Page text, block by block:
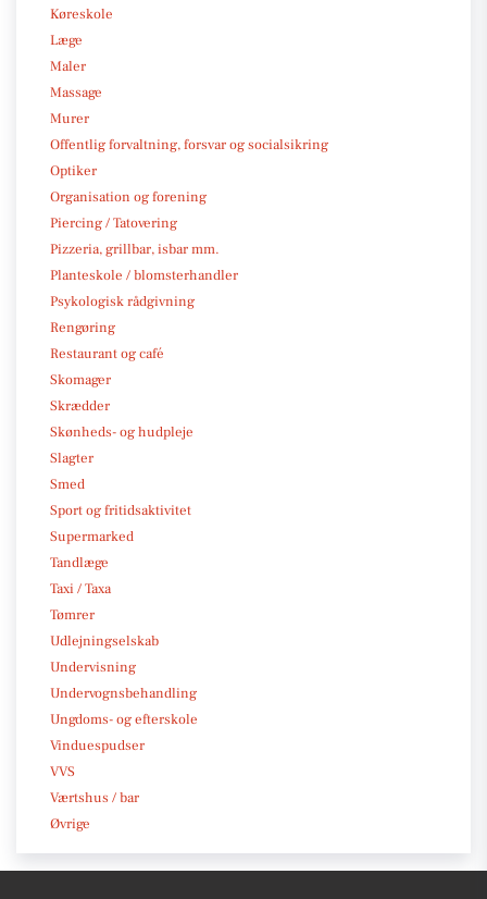
Køreskole
Læge
Maler
Massage
Murer
Offentlig forvaltning, forsvar og socialsikring
Optiker
Organisation og forening
Piercing / Tatovering
Pizzeria, grillbar, isbar mm.
Planteskole / blomsterhandler
Psykologisk rådgivning
Rengøring
Restaurant og café
Skomager
Skrædder
Skønheds- og hudpleje
Slagter
Smed
Sport og fritidsaktivitet
Supermarked
Tandlæge
Taxi / Taxa
Tømrer
Udlejningselskab
Undervisning
Undervognsbehandling
Ungdoms- og efterskole
Vinduespudser
VVS
Værtshus / bar
Øvrige